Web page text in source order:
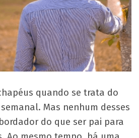
quando se trata do
Mas nenhum desses
do que ser pai para